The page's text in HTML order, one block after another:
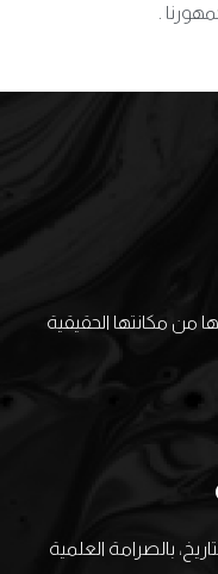
.
من مكانتها الحقيقية
بالصرامة العلمية